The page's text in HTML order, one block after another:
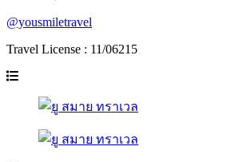
@yousmiletravel
Travel License : 11/06215